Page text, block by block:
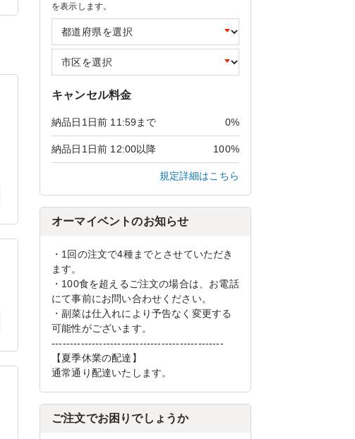
を表示します。
キャンセル料金
納品日1日前 11:59まで 0%
納品日1日前 12:00以降 100%
規定詳細はこちら
オーマイベントのお知らせ
・1回の注文で4種までとさせていただき
ます。
・100食を超えるご注文の場合は、お電話
にて事前にお問い合わせください。
・副菜は仕入れにより予告なく変更する
可能性がございます。
-----------------------------------------------
【夏季休業の配達】
通常通り配達いたします。
ご注文でお困りでしょうか